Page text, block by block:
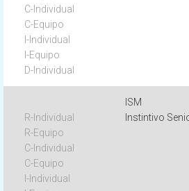
ISM
Instintivo